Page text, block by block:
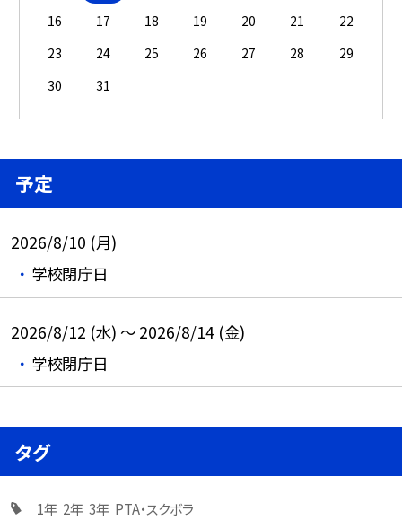
16
17 18 19 20 21
22
23
24 25 26 27 28
29
30
31
予定
2026/8/10 (月)
学校閉庁日
2026/8/12 (水) ～ 2026/8/14 (金)
学校閉庁日
タグ
1年 2年 3年 PTA・スクボラ